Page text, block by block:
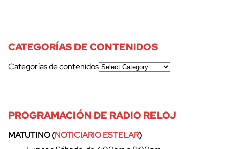
CATEGORÍAS DE CONTENIDOS
Categorías de contenidos
PROGRAMACIÓN DE RADIO RELOJ
MATUTINO (NOTICIARIO ESTELAR)